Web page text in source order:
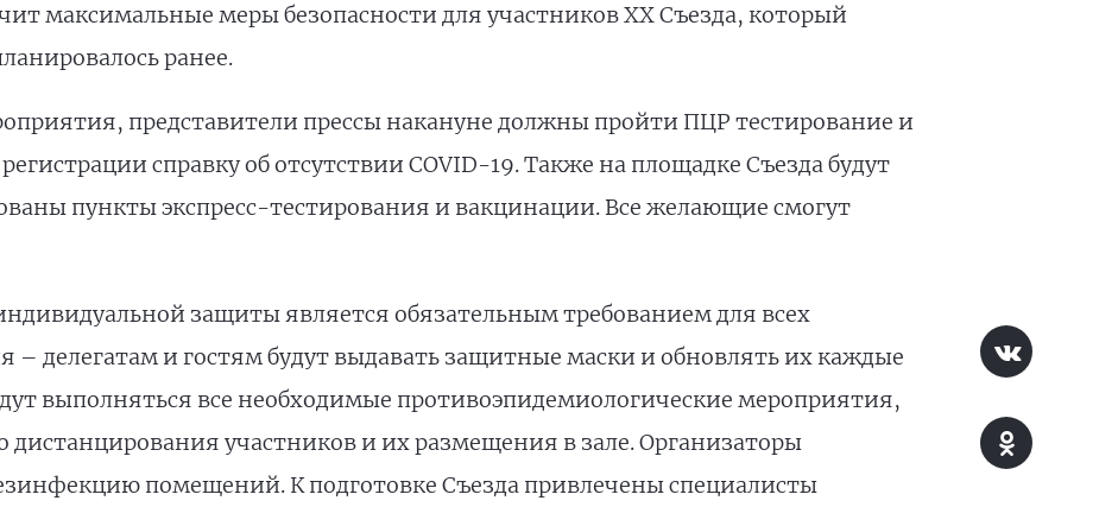
максимальные меры безопасности для участников XX Съезда, который
ранее.
представители прессы накануне должны пройти ПЦР тестирование и
справку об отсутствии COVID-19. Также на площадке Съезда будут
пункты экспресс-тестирования и вакцинации. Все желающие смогут
защиты является обязательным требованием для всех
– делегатам и гостям будут выдавать защитные маски и обновлять их каждые
выполняться все необходимые противоэпидемиологические мероприятия,
дистанцирования участников и их размещения в зале. Организаторы
помещений. К подготовке Съезда привлечены специалисты